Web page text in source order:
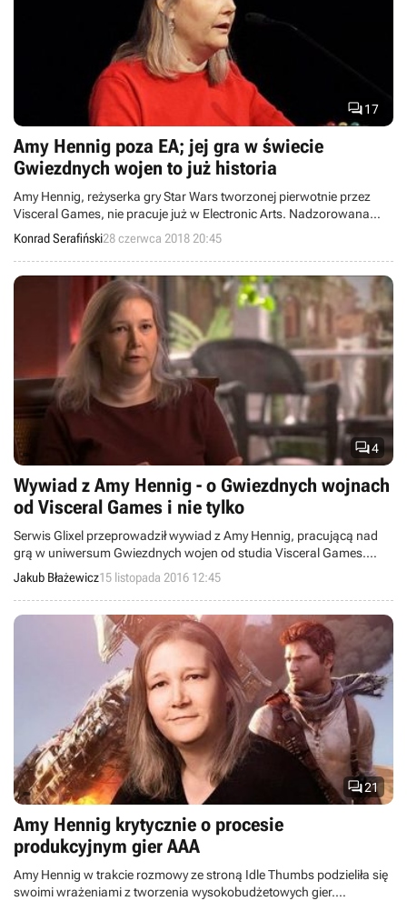
17
Amy Hennig poza EA; jej gra w świecie
Gwiezdnych wojen to już historia
Amy Hennig, reżyserka gry Star Wars tworzonej pierwotnie przez
Visceral Games, nie pracuje już w Electronic Arts. Nadzorowana
przez nią produkcja została przemieniona w coś zupełnie innego.
Wciąż nie wiadomo, w jakiej postaci - i czy w ogóle - tytuł o kodowej
nazwie Project Ragtag ujrzy światło dzienne.
Konrad Serafiński28 czerwca 2018 20:45
4
Wywiad z Amy Hennig - o Gwiezdnych wojnach
od Visceral Games i nie tylko
Serwis Glixel przeprowadził wywiad z Amy Hennig, pracującą nad
grą w uniwersum Gwiezdnych wojen od studia Visceral Games.
Scenarzystka serii Uncharted wypowiedziała się na temat swojej roli
w tym projekcie i pokrótce wspomniała o odejściu z Naughty Dog.
Wróciła też do tematu wyniszczającego wpływu metod prac nad
grami AAA na twórców.
Jakub Błażewicz15 listopada 2016 12:45
21
Amy Hennig krytycznie o procesie
produkcyjnym gier AAA
Amy Hennig w trakcie rozmowy ze stroną Idle Thumbs podzieliła się
swoimi wrażeniami z tworzenia wysokobudżetowych gier.